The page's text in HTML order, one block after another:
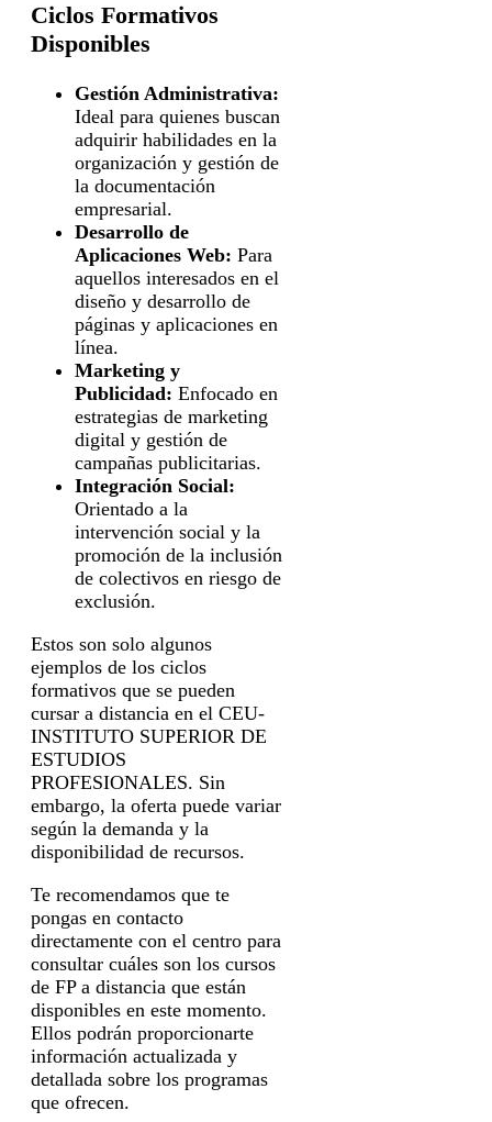
Ciclos Formativos
Disponibles
Gestión Administrativa:
Ideal para quienes buscan
adquirir habilidades en la
organización y gestión de
la documentación
empresarial.
Desarrollo de
Aplicaciones Web: Para
aquellos interesados en el
diseño y desarrollo de
páginas y aplicaciones en
línea.
Marketing y
Publicidad: Enfocado en
estrategias de marketing
digital y gestión de
campañas publicitarias.
Integración Social:
Orientado a la
intervención social y la
promoción de la inclusión
de colectivos en riesgo de
exclusión.
Estos son solo algunos
ejemplos de los ciclos
formativos que se pueden
cursar a distancia en el CEU-
INSTITUTO SUPERIOR DE
ESTUDIOS
PROFESIONALES. Sin
embargo, la oferta puede variar
según la demanda y la
disponibilidad de recursos.
Te recomendamos que te
pongas en contacto
directamente con el centro para
consultar cuáles son los cursos
de FP a distancia que están
disponibles en este momento.
Ellos podrán proporcionarte
información actualizada y
detallada sobre los programas
que ofrecen.